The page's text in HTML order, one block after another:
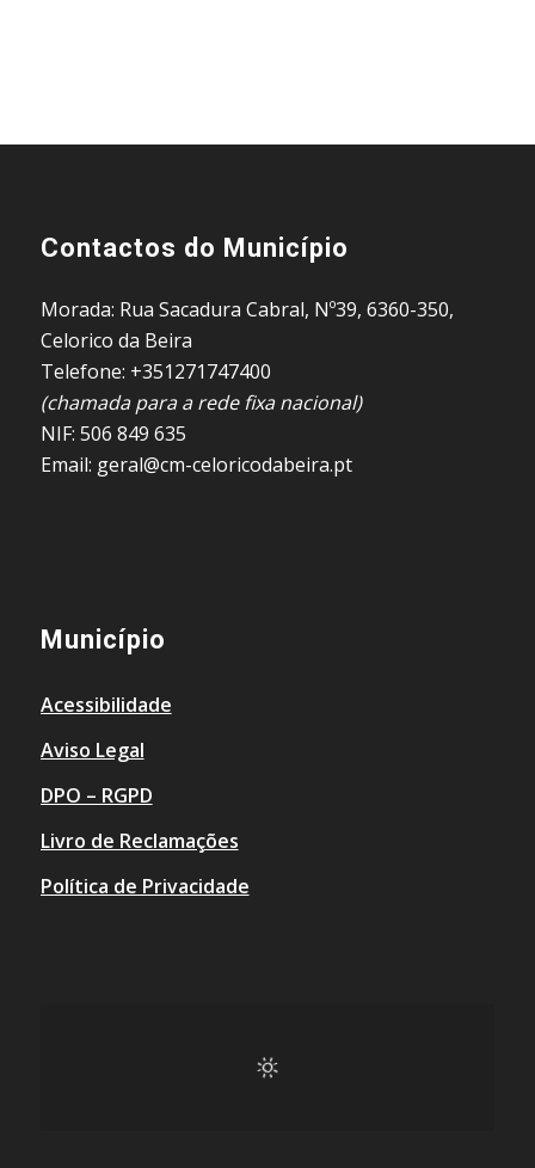
Contactos do Município
Morada: Rua Sacadura Cabral, Nº39, 6360-350,
Celorico da Beira
Telefone: +351271747400
(chamada para a rede fixa nacional)
NIF: 506 849 635
Email: geral@cm-celoricodabeira.pt
Município
Acessibilidade
Aviso Legal
DPO – RGPD
Livro de Reclamações
Política de Privacidade